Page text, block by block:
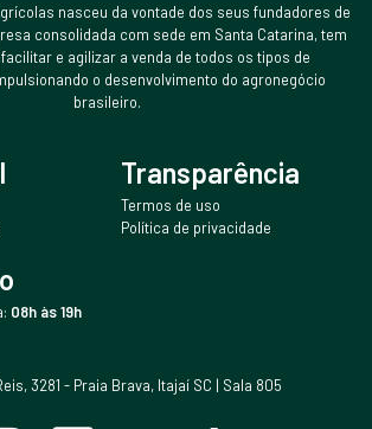
consolidada com sede em Santa Catarina, tem
e agilizar a venda de todos os tipos de
o desenvolvimento do agronegócio
brasileiro.
Transparência
Termos de uso
Política de privacidade
08h às 19h
3281 - Praia Brava, Itajaí SC | Sala 805